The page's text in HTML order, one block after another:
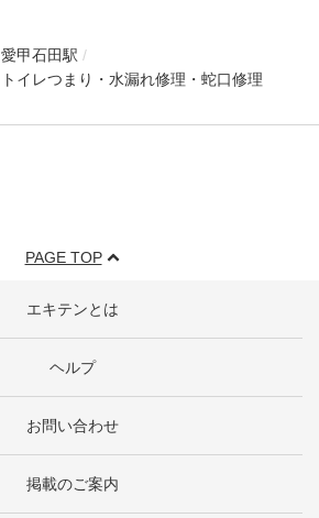
愛甲石田駅
トイレつまり・水漏れ修理・蛇口修理
PAGE TOP
エキテンとは
ヘルプ
お問い合わせ
掲載のご案内